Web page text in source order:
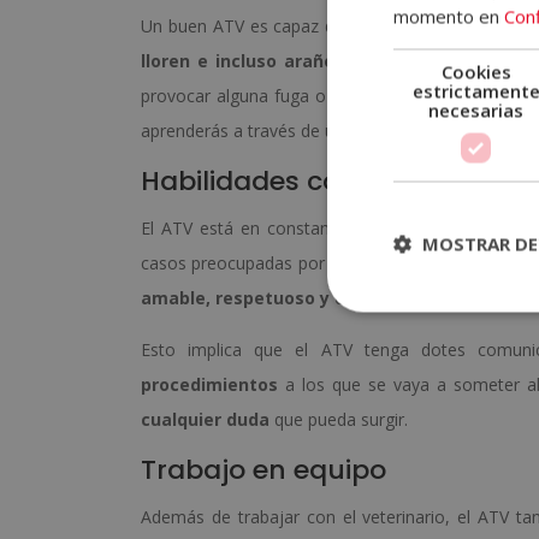
Un buen ATV es capaz de empatizar con los
lloren e incluso arañen
ante una situación
provocar alguna fuga o que se muevan
aprenderás a través de una formación
Habilidades comunicativas
El ATV está en constante contacto con el
casos preocupadas por la salud de estas. Es
amable, respetuoso y comprensivo con los
Esto implica que el ATV tenga dotes
procedimientos a los que se vaya a someter
cualquier duda que pueda surgir.
Trabajo en equipo
Además de trabajar con el veterinario, el ATV
momento en
Cookies
estrictamente
necesarias
MOSTRAR